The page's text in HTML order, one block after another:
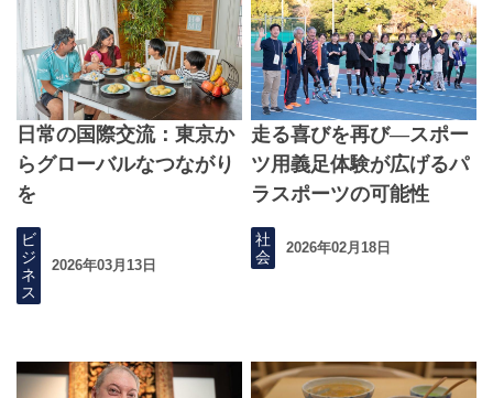
日常の国際交流：東京か
らグローバルなつながり
を
ビ
ジ
ネ
ス
2026年03月13日
走る喜びを再び—スポー
ツ用義足体験が広げるパ
ラスポーツの可能性
社
会
2026年02月18日